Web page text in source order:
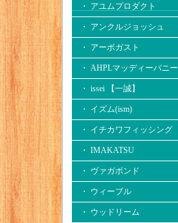
・ アユムプロダクト
・ アンクルジョッシュ
・ アーボガスト
・ AHPLマッディーバニー
・ issei 【一誠】
・ イズム(ism)
・ イチカワフィッシング
・ IMAKATSU
・ ヴァガボンド
・ ウィーブル
・ ウッドリーム